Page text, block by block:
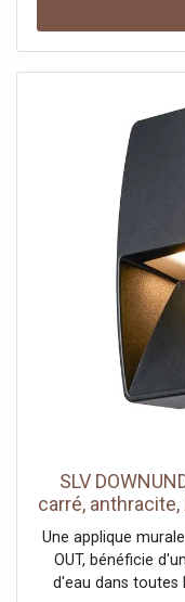
fonctionner au
avec
SPOT SENSOR,
Puissance en
Lumen: 1000 lm,
Variable: Oui,
Variateur en fin de
protection: I,
infrarouge passif,
Plafond, Hauteur:
ou inclinable:
d’inclinaison
340 °, Sortie
lumineuse:
SDCM, Durée de
chocs: IK02,
nominale primaire:
secondaire:
net: 1.29 kg,
68.97 lm/W,
Données
SLV
carré, anthracite,
Une applique
OUT, bénéficie
d'eau dans toutes